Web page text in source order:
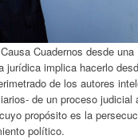
Cuadernos desde una
jurídica implica hacerlo
de los autores
de un proceso judicial
propósito es la
político.